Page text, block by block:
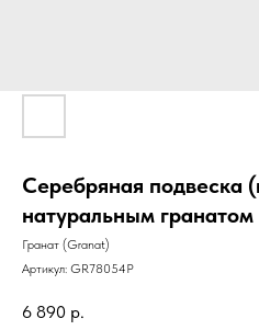
Серебряная подвеска
натуральным гранатом
Гранат (Granat)
Артикул: GR78054P
6 890 р.